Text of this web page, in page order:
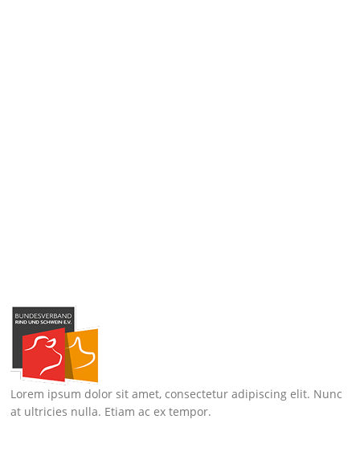
Lorem ipsum dolor sit amet, consectetur adipiscing elit. Nunc
at ultricies nulla. Etiam ac ex tempor.